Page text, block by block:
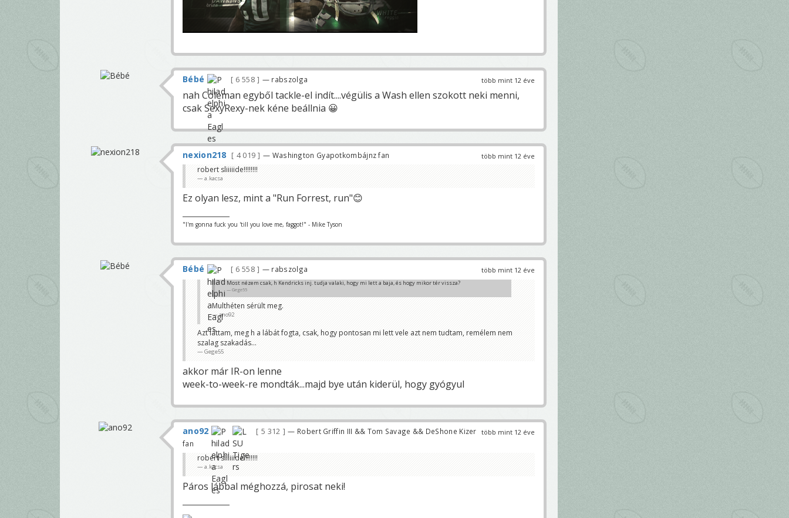
több mint 12 éve
Bébé 6 558 — rabszolga
nah Coleman egyből tackle-el indít....végülis a Wash ellen szokott neki menni,
csak SexyRexy-nek kéne beállnia 😀
több mint 12 éve
nexion218 4 019 — Washington Gyapotkombájnz fan
robert sliiiiide!!!!!!!!
a.kacsa
Ez olyan lesz, mint a "Run Forrest, run"😊
"I'm gonna fuck you 'till you love me, faggot!" - Mike Tyson
több mint 12 éve
Bébé 6 558 — rabszolga
Most nézem csak, h Kendricks inj. tudja valaki, hogy mi lett a baja, és hogy mikor tér vissza?
Gege55
Multhéten sérült meg.
ano92
Azt láttam, meg h a lábát fogta, csak, hogy pontosan mi lett vele azt nem tudtam, remélem nem
szalag szakadás...
Gege55
akkor már IR-on lenne
week-to-week-re mondták...majd bye után kiderül, hogy gyógyul
több mint 12 éve
ano92 5 312
— Robert Griffin III && Tom Savage && DeShone Kizer
fan
robert sliiiiide!!!!!!!!
a.kacsa
Páros lábbal méghozzá, pirosat neki!